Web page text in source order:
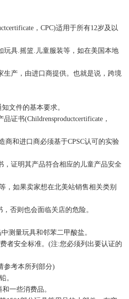
，CPC)适用于所有12岁及以
玩具.摇篮.儿童服装等，如在美国本地
生产，由进口商提供。也就是说，跨境
文件的基本要求。
证书(Childrensproductcertificate，
商和进口商必须基于CPSC认可的实验
，证明其产品符合相应的儿童产品安全
，如果卖家想在北美站销售相关类别
否则也会面临关店的危险。
测量玩具和邻苯二甲酸盐。
者安全标准。(注:您必须列出要认证的
参考本所列部分)
。
一些消费品。